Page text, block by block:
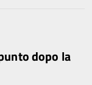
dopo la